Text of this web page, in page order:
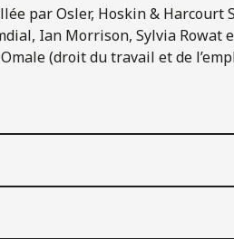
par Osler, Hoskin & Harcourt
Ian Morrison, Sylvia Rowat
(droit du travail et de